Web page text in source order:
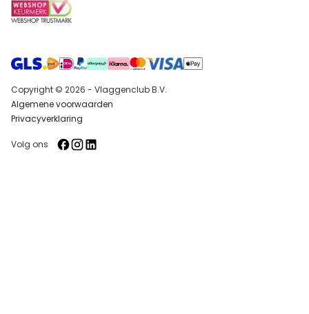
Copyright © 2026 - Vlaggenclub B.V.
Algemene voorwaarden
Privacyverklaring
Volg ons